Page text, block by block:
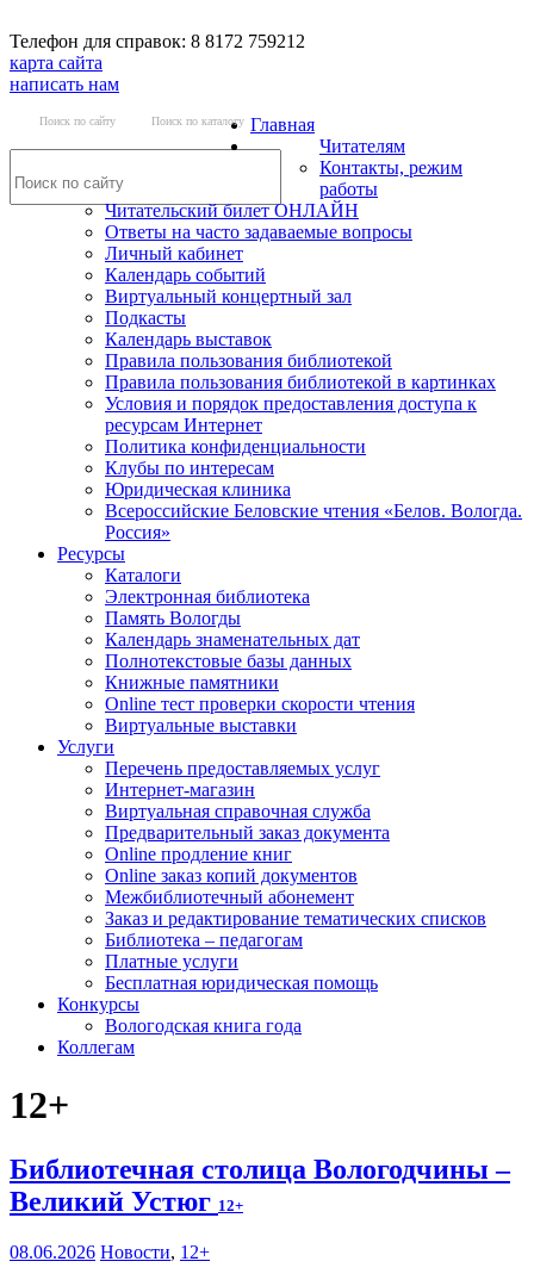
Телефон для справок: 8 8172 759212
карта сайта
написать нам
Поиск по сайту Поиск по каталогу Главная
Читателям
Контакты, режим
работы
Читательский билет ОНЛАЙН
Ответы на часто задаваемые вопросы
Личный кабинет
Календарь событий
Виртуальный концертный зал
Подкасты
Календарь выставок
Правила пользования библиотекой
Правила пользования библиотекой в картинках
Условия и порядок предоставления доступа к
ресурсам Интернет
Политика конфиденциальности
Клубы по интересам
Юридическая клиника
Всероссийские Беловские чтения «Белов. Вологда.
Россия»
Ресурсы
Каталоги
Электронная библиотека
Память Вологды
Календарь знаменательных дат
Полнотекстовые базы данных
Книжные памятники
Online тест проверки скорости чтения
Виртуальные выставки
Услуги
Перечень предоставляемых услуг
Интернет-магазин
Виртуальная справочная служба
Предварительный заказ документа
Online продление книг
Online заказ копий документов
Межбиблиотечный абонемент
Заказ и редактирование тематических списков
Библиотека – педагогам
Платные услуги
Бесплатная юридическая помощь
Конкурсы
Вологодская книга года
Коллегам
12+
Библиотечная столица Вологодчины –
Великий Устюг 12+
08.06.2026 Новости, 12+